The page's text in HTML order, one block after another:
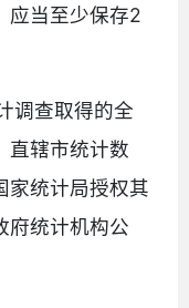
应当至少保存2
调查取得的全
直辖市统计数
家统计局授权其
府统计机构公